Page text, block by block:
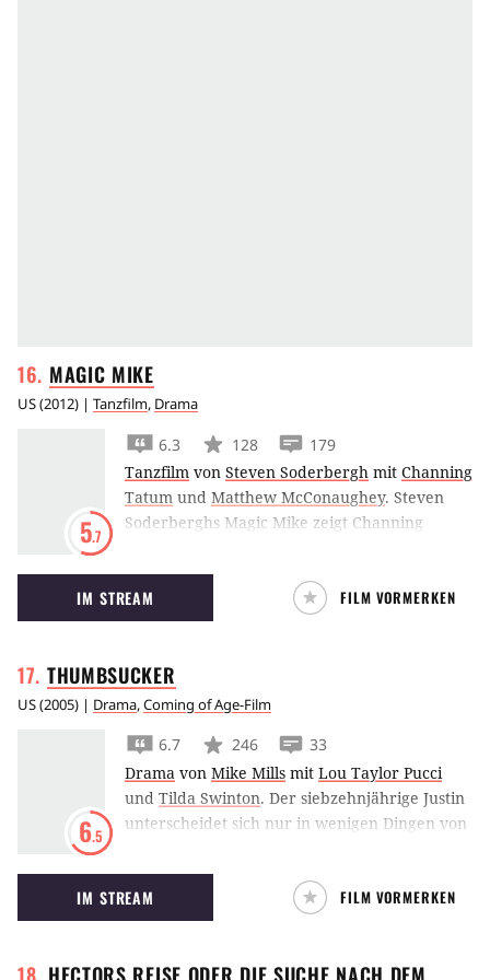
MAGIC MIKE
US(2012) | Tanzfilm, Drama
5.7
6.3 128
179
Tanzfilm von Steven Soderbergh mit Channing
Tatum und Matthew McConaughey. Steven
Soderberghs Magic Mike zeigt Channing
der eigentlich lieber kunstvolle Möbel bauen
würde und sich noch dazu verliebt.
IM STREAM FILM VORMERKEN
THUMBSUCKER
US(2005) | Drama,Coming of Age-Film
6.5
6.7 246
33
Drama von Mike Mills mit Lou Taylor Pucci
und Tilda Swinton. Der siebzehnjährige Justin
unterscheidet sich nur in wenigen Dingen von
emotional und er lutscht Daumen. Weil vor
allem sein Vater und sein Kieferorthopäde auf
ihn einreden, dass dies "orale Obsessionen"
verzweifelt loszuwerden. Bei ihm wird
IM STREAM FILM VORMERKEN